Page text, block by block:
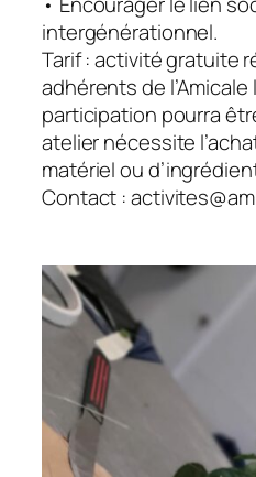
intergénérationnel.
Tarif : activité gratuite
adhérents de
participation pourra
atelier nécessite
matériel ou
Contact :